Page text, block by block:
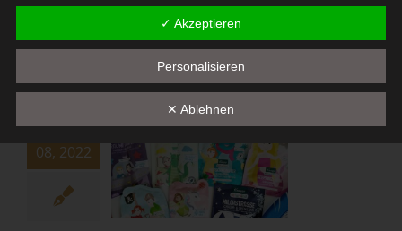
24
08, 2022
Pflege
Einschränkung der Verarbeitung ist die Markierung
gespeicherter personenbezogener Daten mit dem Ziel,
ihre künftige Verarbeitung einzuschränken.
e) Profiling
Profiling ist jede Art der automatisierten Verarbeitung
personenbezogenen Daten verwendet werden, um
bestimmte persönliche Aspekte, die sich auf eine
natürliche Person beziehen, zu bewerten, insbesondere,
um Aspekte bezüglich Arbeitsleistung, wirtschaftlicher
✓ Akzeptieren
Personalisieren
✕ Ablehnen